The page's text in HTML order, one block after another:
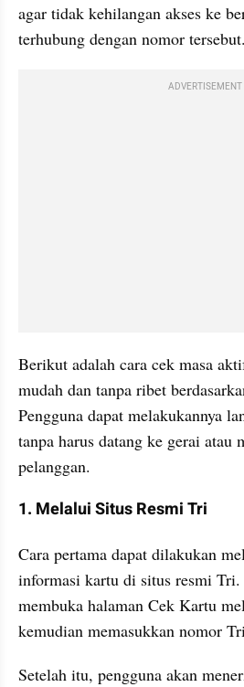
agar tidak kehilangan akses ke
terhubung dengan nomor tersebut.
ADVERTISEMENT
Berikut adalah cara cek masa
mudah dan tanpa ribet
Pengguna dapat melakukannya
tanpa harus datang ke gerai atau
pelanggan.
1. Melalui Situs Resmi Tri
Cara pertama dapat dilakukan
informasi kartu di situs resmi Tri.
membuka halaman Cek Kartu
Setelah itu, pengguna akan